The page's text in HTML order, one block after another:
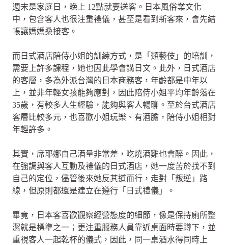
週末是家庭日，晚上 12點就要送客。日本風俗業文化
中，包含客人也很注重禮儀，甚至是看到新客來，會先結
帳讓媽媽桑接客。
而日式酒店陪侍小姐的訓練方式，是「類藝伎」的培訓，
需要上許多課程，她也因此學會講日文。此外，日式酒店
的客層，多為外派台灣的日本商務客，年齡都是中年以
上，並非年輕女孩能夠應對，因此陪侍小姐平均年齡落在
35歲，有較多人生經驗，能夠與客人暢聊。至於台式酒店
客層比較多元，也喜歡小姐玩樂、有酒膽，陪侍小姐相對
年輕許多。
其實，席耶娜自己酒量非常差，吃燒酒雞也會醉。因此，
在強調與客人互動及禮儀的日式酒店，她一度苦於找不到
自己的定位，儘管後來她反其道而行，走對「叛逆」路
線，但原則都還是建立在遵行「日式禮儀」。
畢竟，日本客喜歡觀察經營態度的細節，像是保持廁所整
潔就是標準之一；更注重服務人員靠近桌面時要蹲下，並
重視客人一起乾杯的儀式，因此，同一桌酒水得同時上